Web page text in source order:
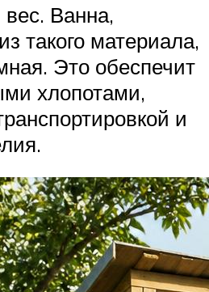
Ванна,
такого материала,
Это обеспечит
хлопотами,
и